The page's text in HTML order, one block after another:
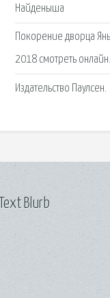
Найденыша
Покорение дворца
2018 смотреть онлайн.
Издательство Паулсен.
Blurb